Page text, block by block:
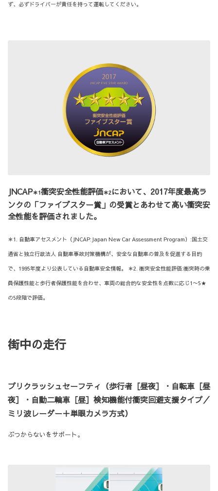
ず、必ずドライバーが責任を持って運転してください。
JNCAP＊1衝突安全性能評価＊2において、2017年度最高ラ
ンクの「ファイブスター賞」の受賞とあわせて高い衝突安
全性能を評価されました。
＊1. 自動車アセスメント（JNCAP:Japan New Car Assessment Program）:国土交
通省と独立行政法人 自動車事故対策機構が、安全な自動車の普及を促進する目的
で、1995年度より公表している自動車安全情報。 ＊2. 衝突安全性能評価:衝突時の乗
員保護性能と歩行者保護性能を合わせ、車両の総合的な安全性を点数に応じ1〜5★
の5段階で評価。
街中の走行
プリクラッシュセーフティ（歩行者［昼夜］・自転車［昼
夜］・自動二輪車［昼］検知機能付衝突回避支援タイプ／
ミリ波レーダー＋単眼カメラ方式）
ぶつからないをサポート。